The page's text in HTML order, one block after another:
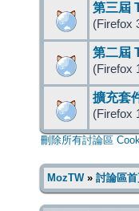
第三屆
(Firefox
第二屆
(Firefox
擴充套
(Firefox
刪除所有討論區
MozTW» 討論區